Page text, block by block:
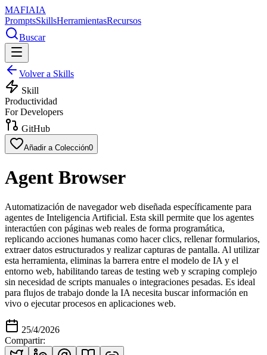
MAFIAIA
PromptsSkillsHerramientasRecursos
Buscar
Volver a Skills
Skill
Productividad
For Developers
GitHub
Añadir a Colección0
Agent Browser
Automatización de navegador web diseñada específicamente para
agentes de Inteligencia Artificial. Esta skill permite que los agentes
interactúen con páginas web reales de forma programática,
replicando acciones humanas como hacer clics, rellenar formularios,
extraer datos estructurados y realizar capturas de pantalla. Al utilizar
esta herramienta, eliminas la barrera entre el modelo de IA y el
entorno web, habilitando tareas de testing web y scraping complejo
sin necesidad de scripts manuales o integraciones pesadas. Es ideal
para flujos de trabajo donde la IA necesita buscar información en
vivo o ejecutar procesos en aplicaciones web.
25/4/2026
Compartir: